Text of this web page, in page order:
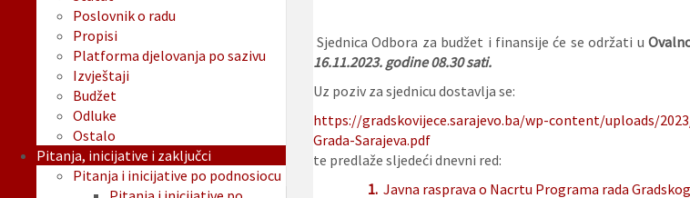
Sjednica Odbora za budžet i finansije će se održati u
16.11.2023. godine 08.30 sati.
Uz poziv za sjednicu dostavlja se:
https://gradskovijece.sarajevo.ba/wp-content/uploads/
Grada-Sarajeva.pdf
te predlaže sljedeći dnevni red:
1. Javna rasprava o Nacrtu Programa rada
Poslovnik o radu
Propisi
Platforma djelovanja po sazivu
Izvještaji
Budžet
Odluke
Ostalo
Pitanja, inicijative i zaključci
Pitanja i inicijative po podnosiocu